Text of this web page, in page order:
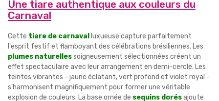
Une tiare authentique aux couleurs du
Carnaval
Cette tiare de carnaval
luxueuse capture parfaitement
l'esprit festif et flamboyant des célébrations brésiliennes. Les
plumes naturellessoigneusement sélectionnées créent un
effet spectaculaire avec leur arrangement en demi-cercle. Les
teintes vibrantes - jaune éclatant, vert profond et violet royal -
s'harmonisent magnifiquement pour former une véritable
explosion de couleurs. La base ornée de sequins dorésajoute